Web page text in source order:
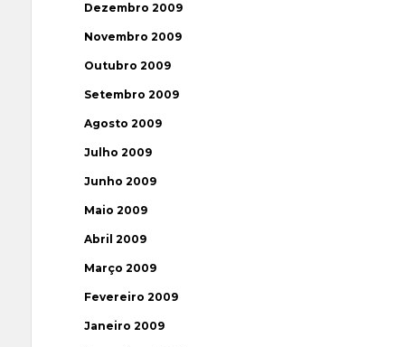
Dezembro 2009
Novembro 2009
Outubro 2009
Setembro 2009
Agosto 2009
Julho 2009
Junho 2009
Maio 2009
Abril 2009
Março 2009
Fevereiro 2009
Janeiro 2009